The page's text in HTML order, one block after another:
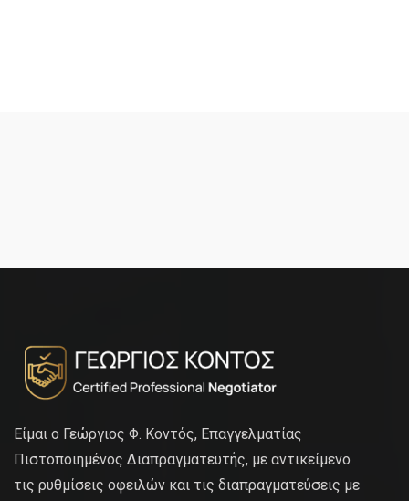
Είμαι ο Γεώργιος Φ. Κοντός, Επαγγελματίας
Πιστοποιημένος Διαπραγματευτής, με αντικείμενο
τις ρυθμίσεις οφειλών και τις διαπραγματεύσεις με